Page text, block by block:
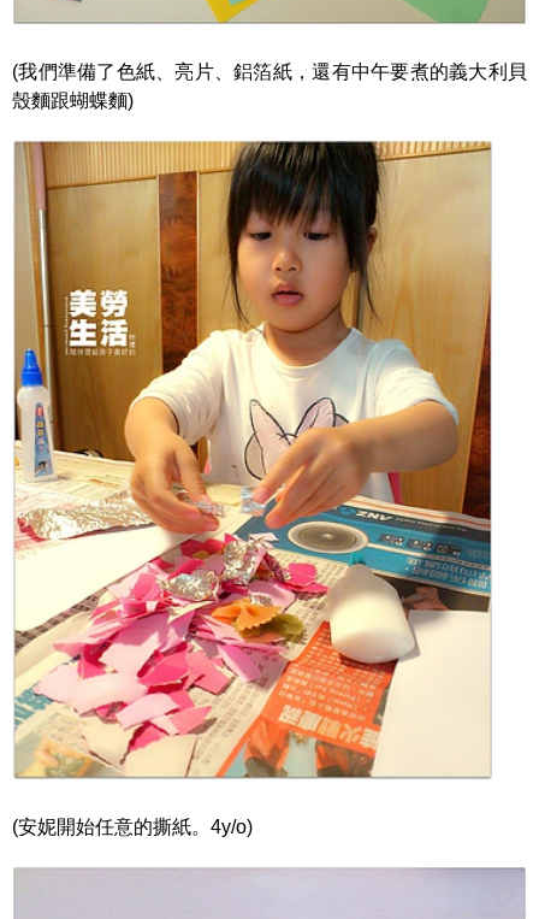
(我們準備了色紙、亮片、鋁箔紙，還有中午要煮的義大利貝
殼麵跟蝴蝶麵)
(安妮開始任意的撕紙。4y/o)